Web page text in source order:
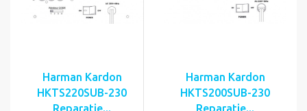
Harman Kardon
HKTS220SUB-230
Reparatie...
Harman Kardon
HKTS200SUB-230
Reparatie...